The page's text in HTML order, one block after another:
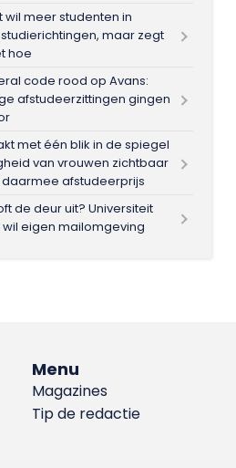
wil meer studenten in
maar zegt
hoe
code rood op Avans:
afstudeerzittingen gingen
met één blik in de spiegel
van vrouwen zichtbaar
daarmee afstudeerprijs
de deur uit? Universiteit
wil eigen mailomgeving
Menu
Magazines
Tip de redactie